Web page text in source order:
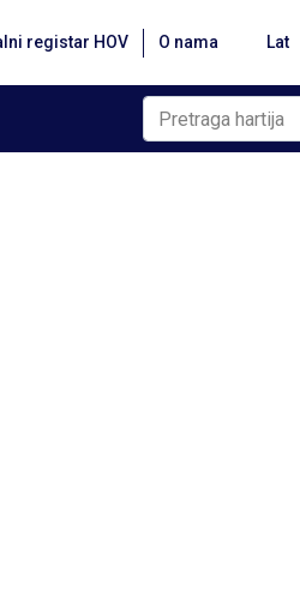
registar HOV O nama Lat